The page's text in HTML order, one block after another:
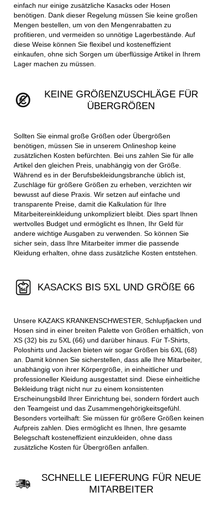
einfach nur einige zusätzliche Kasacks oder Hosen
benötigen. Dank dieser Regelung müssen Sie keine großen
Mengen bestellen, um von den Mengenrabatten zu
profitieren, und vermeiden so unnötige Lagerbestände. Auf
diese Weise können Sie flexibel und kosteneffizient
einkaufen, ohne sich Sorgen um überflüssige Artikel in Ihrem
Lager machen zu müssen.
KEINE GRÖßENZUSCHLÄGE FÜR
ÜBERGRÖßEN
Sollten Sie einmal große Größen oder Übergrößen
benötigen, müssen Sie in unserem Onlineshop keine
zusätzlichen Kosten befürchten. Bei uns zahlen Sie für alle
Artikel den gleichen Preis, unabhängig von der Größe.
Während es in der Berufsbekleidungsbranche üblich ist,
Zuschläge für größere Größen zu erheben, verzichten wir
bewusst auf diese Praxis. Wir setzen auf einfache und
transparente Preise, damit die Kalkulation für Ihre
Mitarbeitereinkleidung unkompliziert bleibt. Dies spart Ihnen
wertvolles Budget und ermöglicht es Ihnen, Ihr Geld für
andere wichtige Ausgaben zu verwenden. So können Sie
sicher sein, dass Ihre Mitarbeiter immer die passende
Kleidung erhalten, ohne dass zusätzliche Kosten entstehen.
KASACKS BIS 5XL UND GRÖßE 66
Unsere KAZAKS KRANKENSCHWESTER, Schlupfjacken und
Hosen sind in einer breiten Palette von Größen erhältlich, von
XS (32) bis zu 5XL (66) und darüber hinaus. Für T-Shirts,
Poloshirts und Jacken bieten wir sogar Größen bis 6XL (68)
an. Damit können Sie sicherstellen, dass alle Ihre Mitarbeiter,
unabhängig von ihrer Körpergröße, in einheitlicher und
professioneller Kleidung ausgestattet sind. Diese einheitliche
Bekleidung trägt nicht nur zu einem konsistenten
Erscheinungsbild Ihrer Einrichtung bei, sondern fördert auch
den Teamgeist und das Zusammengehörigkeitsgefühl.
Besonders vorteilhaft: Sie müssen für größere Größen keinen
Aufpreis zahlen. Dies ermöglicht es Ihnen, Ihre gesamte
Belegschaft kosteneffizient einzukleiden, ohne dass
zusätzliche Kosten für Übergrößen anfallen.
SCHNELLE LIEFERUNG FÜR NEUE
MITARBEITER